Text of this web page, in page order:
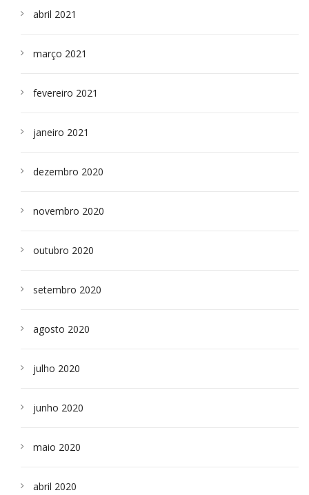
abril 2021
março 2021
fevereiro 2021
janeiro 2021
dezembro 2020
novembro 2020
outubro 2020
setembro 2020
agosto 2020
julho 2020
junho 2020
maio 2020
abril 2020